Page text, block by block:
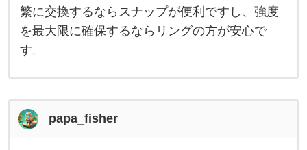
い
も
の
を
選
ま
ょ
う
！
繁に交換するならスナップが便利ですし、強度
を最大限に確保するならリングの方が安心で
す。
papa_fisher